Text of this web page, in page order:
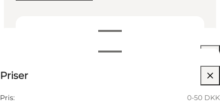
28 November
01:00 PM–04:00 PM
Priser
Pris: 0-50 DKK